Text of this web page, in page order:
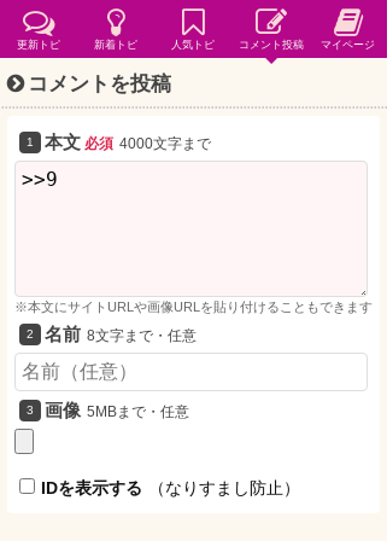
コメントを投稿
本文 必須 4000文字まで
※本文にサイトURLや画像URLを貼り付けることもできます
名前 8文字まで・任意
画像 5MBまで・任意
IDを表示する （なりすまし防止）
更新トピ 新着トピ 人気トピ コメント投稿 マイページ